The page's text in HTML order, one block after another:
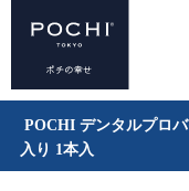
POCHI デンタルプロ
入り 1本入